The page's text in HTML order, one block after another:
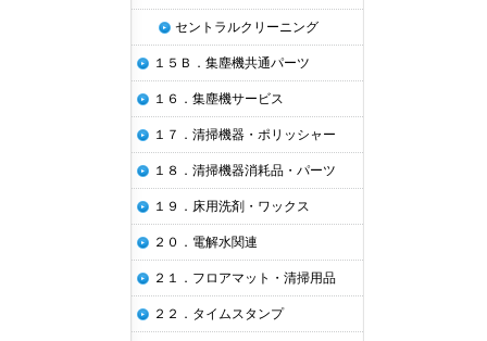
セントラルクリーニング
１５Ｂ．集塵機共通パーツ
１６．集塵機サービス
１７．清掃機器・ポリッシャー
１８．清掃機器消耗品・パーツ
１９．床用洗剤・ワックス
２０．電解水関連
２１．フロアマット・清掃用品
２２．タイムスタンプ